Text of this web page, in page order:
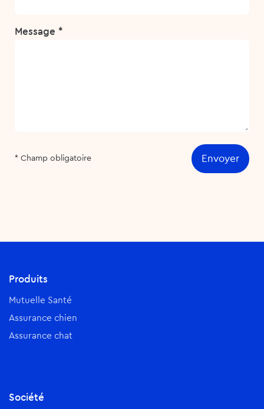
Message *
* Champ obligatoire Envoyer
Produits
Mutuelle Santé
Assurance chien
Assurance chat
Société